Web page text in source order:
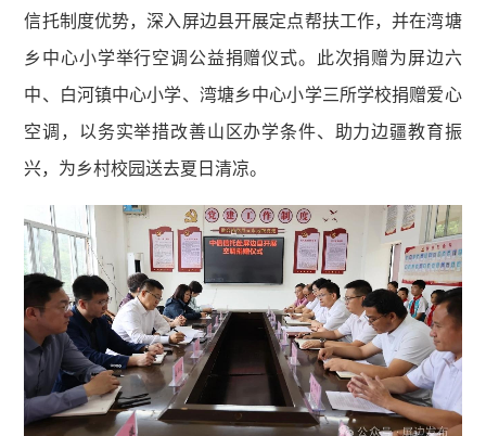
信托制度优势，深入屏边县开展定点帮扶工作，并在湾塘
乡中心小学举行空调公益捐赠仪式。此次捐赠为屏边六
中、白河镇中心小学、湾塘乡中心小学三所学校捐赠爱心
空调，以务实举措改善山区办学条件、助力边疆教育振
兴，为乡村校园送去夏日清凉。